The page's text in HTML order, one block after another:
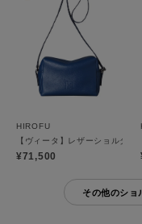
HIROFU
【ヴィータ】レザーショルダ
¥71,500
その他のショ